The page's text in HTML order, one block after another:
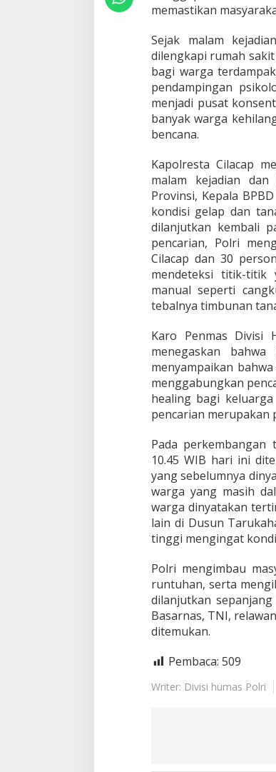
a
i
S
A
R
L
o
n
r
C
i
b
e
u
n
n
g
2
W
a
r
g
a
T
e
t
i
m
b
u
n
memastikan
Sejak malam
dilengkapi rumah
bagi warga
pendampingan
menjadi pusat
banyak warga
bencana.
Kapolresta Cilacap
malam kejadian
Provinsi, Kepala
kondisi gelap dan
dilanjutkan kembali
pencarian, Polri
Cilacap dan 30
mendeteksi titik-titik
manual seperti
tebalnya timbunan
Karo Penmas Divisi
menegaskan
menyampaikan
menggabungkan
healing bagi
pencarian merupakan
Pada
10.45 WIB hari ini
yang sebelumnya
warga yang masih
warga dinyatakan
lain di Dusun
tinggi mengingat
Polri mengimbau
runtuhan, serta
dilanjutkan
Basarnas, TNI,
ditemukan.
Pembaca: 509
Writer: Divisi humas Polri